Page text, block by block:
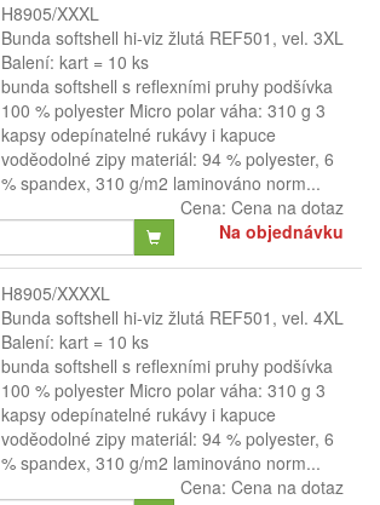
H8905/XXXL
Bunda softshell hi-viz žlutá REF501, vel. 3XL
Balení: kart = 10 ks
bunda softshell s reflexními pruhy podšívka
100 % polyester Micro polar váha: 310 g 3
kapsy odepínatelné rukávy i kapuce
voděodolné zipy materiál: 94 % polyester, 6
% spandex, 310 g/m2 laminováno norm...
Cena: Cena na dotaz
Na objednávku
H8905/XXXXL
Bunda softshell hi-viz žlutá REF501, vel. 4XL
Balení: kart = 10 ks
bunda softshell s reflexními pruhy podšívka
100 % polyester Micro polar váha: 310 g 3
kapsy odepínatelné rukávy i kapuce
voděodolné zipy materiál: 94 % polyester, 6
% spandex, 310 g/m2 laminováno norm...
Cena: Cena na dotaz